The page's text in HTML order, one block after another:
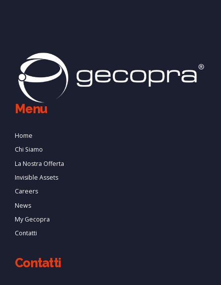
Menu
Home
Chi Siamo
La Nostra Offerta
Invisible Assets
Careers
News
My Gecopra
Contatti
Contatti